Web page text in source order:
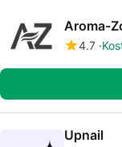
Aroma-
4.7
Upnail